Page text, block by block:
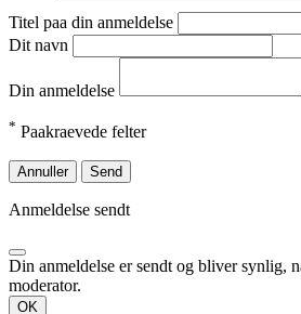
Titel paa din anmeldelse
Dit navn
Din anmeldelse
* Paakraevede felter
Annuller Send
Anmeldelse sendt
Din anmeldelse er sendt og bliver synlig,
moderator.
OK